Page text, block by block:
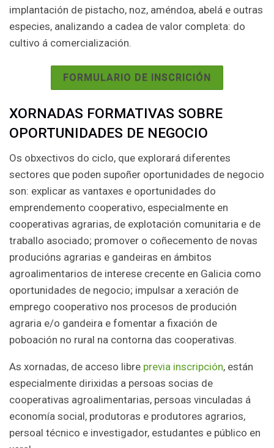
implantación de pistacho, noz, améndoa, abelá e outras
especies, analizando a cadea de valor completa: do
cultivo á comercialización.
FORMULARIO DE INSCRICIÓN
XORNADAS FORMATIVAS SOBRE
OPORTUNIDADES DE NEGOCIO
Os obxectivos do ciclo, que explorará diferentes
sectores que poden supoñer oportunidades de negocio
son: explicar as vantaxes e oportunidades do
emprendemento cooperativo, especialmente en
cooperativas agrarias, de explotación comunitaria e de
traballo asociado; promover o coñecemento de novas
producións agrarias e gandeiras en ámbitos
agroalimentarios de interese crecente en Galicia como
oportunidades de negocio; impulsar a xeración de
emprego cooperativo nos procesos de produción
agraria e/o gandeira e fomentar a fixación de
poboación no rural na contorna das cooperativas.
As xornadas, de acceso libre previa inscripción, están
especialmente dirixidas a persoas socias de
cooperativas agroalimentarias, persoas vinculadas á
economía social, produtoras e produtores agrarios,
persoal técnico e investigador, estudantes e público en